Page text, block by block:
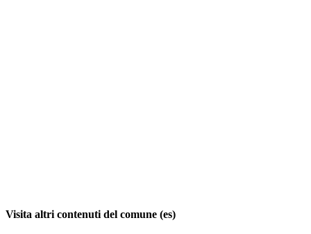
Visita altri contenuti del comune (es)